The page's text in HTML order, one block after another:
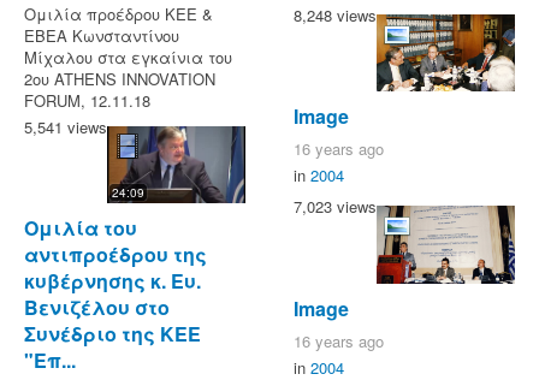
Ομιλία προέδρου ΚΕΕ &
ΕΒΕΑ Κωνσταντίνου
Μίχαλου στα εγκαίνια του
2ου ATHENS INNOVATION
FORUM, 12.11.18
5,541 views
24:09
Ομιλία του
αντιπροέδρου της
κυβέρνησης κ. Ευ.
Βενιζέλου στο
Συνέδριο της ΚΕΕ
"Επ...
8,248 views
Image
16 years ago
in 2004
7,023 views
Image
16 years ago
in 2004